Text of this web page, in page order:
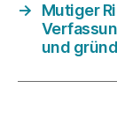
→
Mutiger
und